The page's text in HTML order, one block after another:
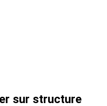
sur structure